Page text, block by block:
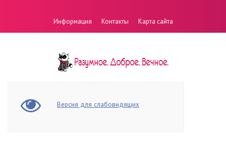
Информация Контакты Карта сайта
Версия для слабовидящих